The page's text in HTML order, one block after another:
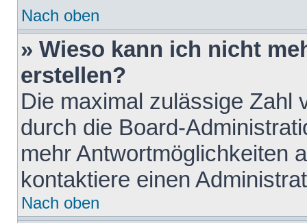
Nach oben
» Wieso kann ich nicht
erstellen?
Die maximal zulässige Zahl
durch die Board-
mehr Antwortmöglichkeiten
kontaktiere einen
Nach oben